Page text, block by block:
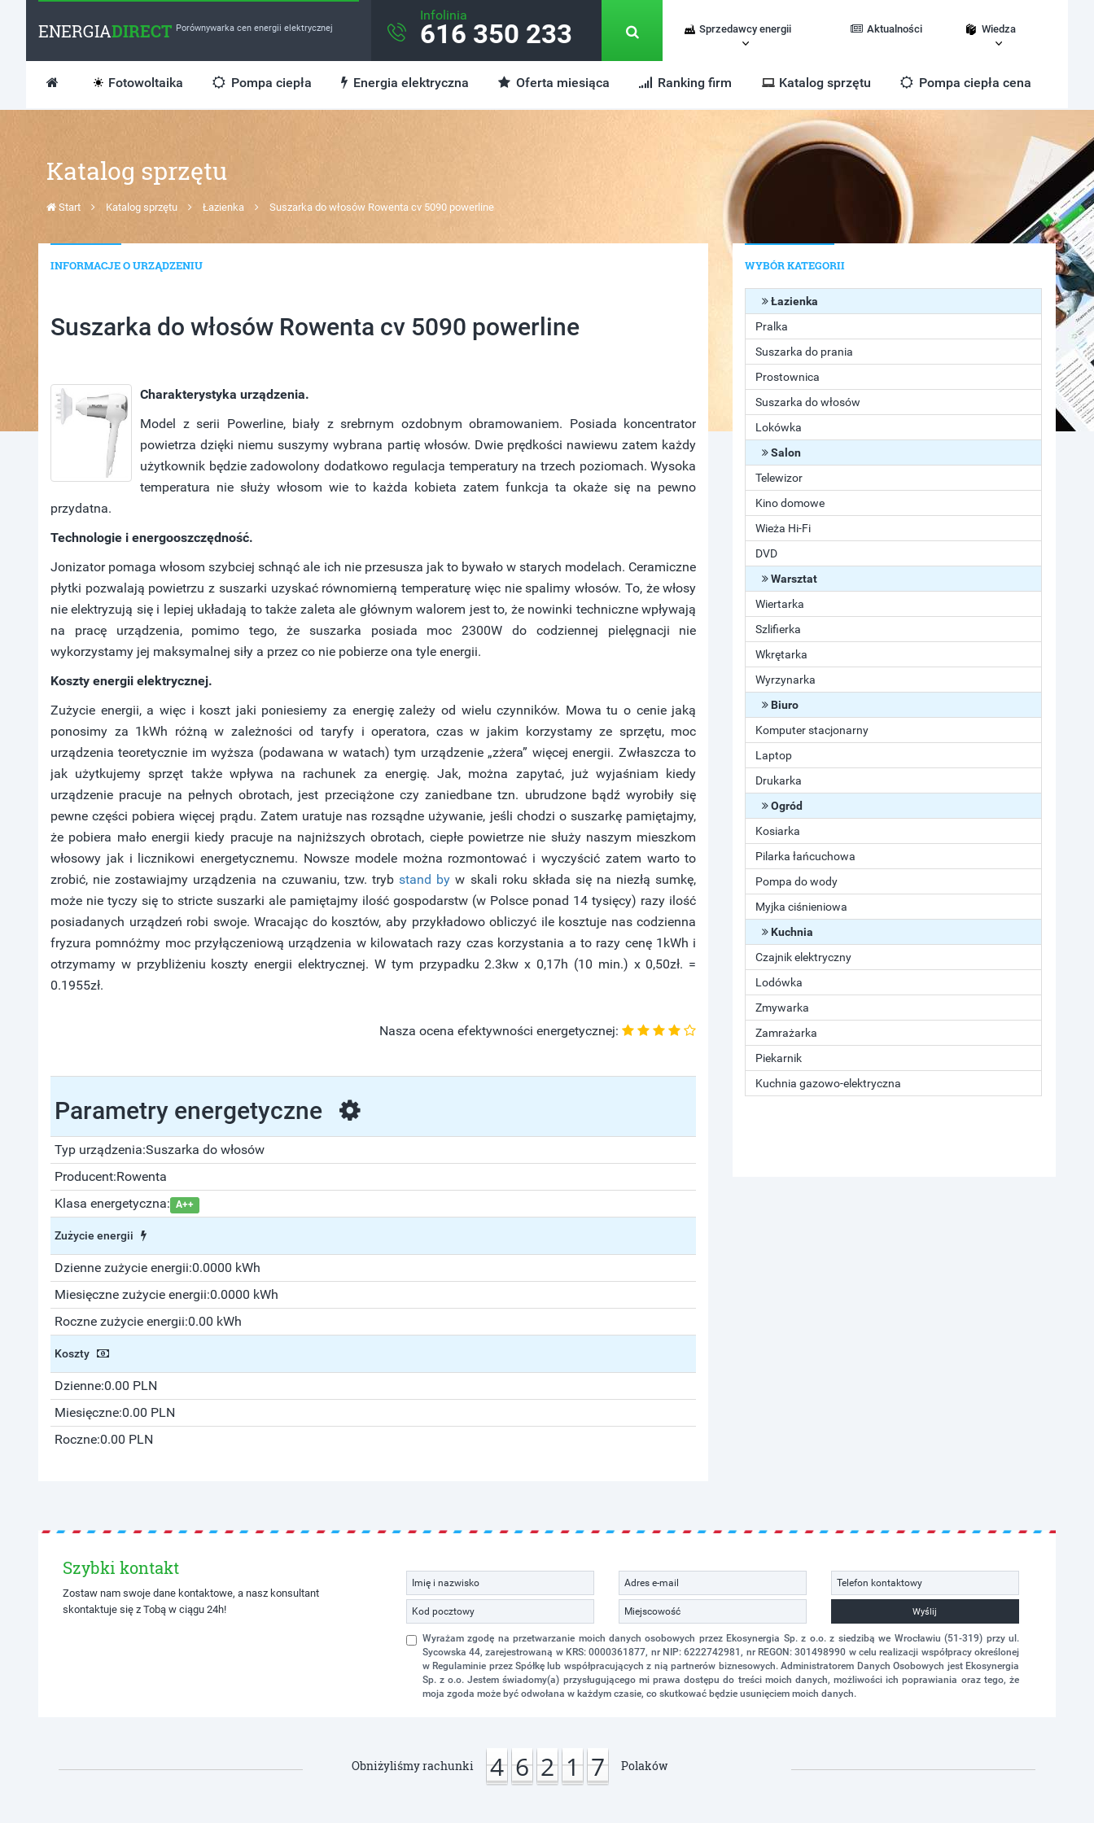
ENERGIADIRECT Porównywarka cen energii elektrycznej
Infolinia
616 350 233 Sprzedawcy energii Aktualności Wiedza
Fotowoltaika Pompa ciepła Energia elektryczna Oferta miesiąca Ranking firm Katalog sprzętu Pompa ciepła cena
Katalog sprzętu
Start Katalog sprzętu Łazienka Suszarka do włosów Rowenta cv 5090 powerline
INFORMACJE O URZĄDZENIU
Suszarka do włosów Rowenta cv 5090 powerline
Charakterystyka urządzenia.
Model z serii Powerline, biały z srebrnym ozdobnym obramowaniem. Posiada koncentrator
powietrza dzięki niemu suszymy wybrana partię włosów. Dwie prędkości nawiewu zatem każdy
użytkownik będzie zadowolony dodatkowo regulacja temperatury na trzech poziomach. Wysoka
temperatura nie służy włosom wie to każda kobieta zatem funkcja ta okaże się na pewno
przydatna.
Technologie i energooszczędność.
Jonizator pomaga włosom szybciej schnąć ale ich nie przesusza jak to bywało w starych modelach. Ceramiczne
płytki pozwalają powietrzu z suszarki uzyskać równomierną temperaturę więc nie spalimy włosów. To, że włosy
nie elektryzują się i lepiej układają to także zaleta ale głównym walorem jest to, że nowinki techniczne wpływają
na pracę urządzenia, pomimo tego, że suszarka posiada moc 2300W do codziennej pielęgnacji nie
wykorzystamy jej maksymalnej siły a przez co nie pobierze ona tyle energii.
Koszty energii elektrycznej.
Zużycie energii, a więc i koszt jaki poniesiemy za energię zależy od wielu czynników. Mowa tu o cenie jaką
ponosimy za 1kWh różną w zależności od taryfy i operatora, czas w jakim korzystamy ze sprzętu, moc
urządzenia teoretycznie im wyższa (podawana w watach) tym urządzenie „zżera” więcej energii. Zwłaszcza to
jak użytkujemy sprzęt także wpływa na rachunek za energię. Jak, można zapytać, już wyjaśniam kiedy
urządzenie pracuje na pełnych obrotach, jest przeciążone czy zaniedbane tzn. ubrudzone bądź wyrobiły się
pewne części pobiera więcej prądu. Zatem uratuje nas rozsądne używanie, jeśli chodzi o suszarkę pamiętajmy,
że pobiera mało energii kiedy pracuje na najniższych obrotach, ciepłe powietrze nie służy naszym mieszkom
włosowy jak i licznikowi energetycznemu. Nowsze modele można rozmontować i wyczyścić zatem warto to
zrobić, nie zostawiajmy urządzenia na czuwaniu, tzw. trybstand by w skali roku składa się na niezłą sumkę,
może nie tyczy się to stricte suszarki ale pamiętajmy ilość gospodarstw (w Polsce ponad 14 tysięcy) razy ilość
posiadanych urządzeń robi swoje. Wracając do kosztów, aby przykładowo obliczyć ile kosztuje nas codzienna
fryzura pomnóżmy moc przyłączeniową urządzenia w kilowatach razy czas korzystania a to razy cenę 1kWh i
otrzymamy w przybliżeniu koszty energii elektrycznej. W tym przypadku 2.3kw x 0,17h (10 min.) x 0,50zł. =
0.1955zł.
Nasza ocena efektywności energetycznej:
Parametry energetyczne
Typ urządzenia:Suszarka do włosów
Producent:Rowenta
Klasa energetyczna: A++
Zużycie energii
Dzienne zużycie energii:0.0000 kWh
Miesięczne zużycie energii:0.0000 kWh
Roczne zużycie energii:0.00 kWh
Koszty
Dzienne:0.00 PLN
Miesięczne:0.00 PLN
Roczne:0.00 PLN
WYBÓR KATEGORII
Łazienka
Pralka
Suszarka do prania
Prostownica
Suszarka do włosów
Lokówka
Salon
Telewizor
Kino domowe
Wieża Hi-Fi
DVD
Warsztat
Wiertarka
Szlifierka
Wkrętarka
Wyrzynarka
Biuro
Komputer stacjonarny
Laptop
Drukarka
Ogród
Kosiarka
Pilarka łańcuchowa
Pompa do wody
Myjka ciśnieniowa
Kuchnia
Czajnik elektryczny
Lodówka
Zmywarka
Zamrażarka
Piekarnik
Kuchnia gazowo-elektryczna
Szybki kontakt
Zostaw nam swoje dane kontaktowe, a nasz konsultant
skontaktuje się z Tobą w ciągu 24h!
Wyślij
Wyrażam zgodę na przetwarzanie moich danych osobowych przez Ekosynergia Sp. z o.o. z siedzibą we Wrocławiu (51-319) przy ul.
Sycowska 44, zarejestrowaną w KRS: 0000361877, nr NIP: 6222742981, nr REGON: 301498990 w celu realizacji współpracy określonej
w Regulaminie przez Spółkę lub współpracujących z nią partnerów biznesowych. Administratorem Danych Osobowych jest Ekosynergia
Sp. z o.o. Jestem świadomy(a) przysługującego mi prawa dostępu do treści moich danych, możliwości ich poprawiania oraz tego, że
moja zgoda może być odwołana w każdym czasie, co skutkować będzie usunięciem moich danych.
Obniżyliśmy rachunki 4 6 2 1 7 Polaków